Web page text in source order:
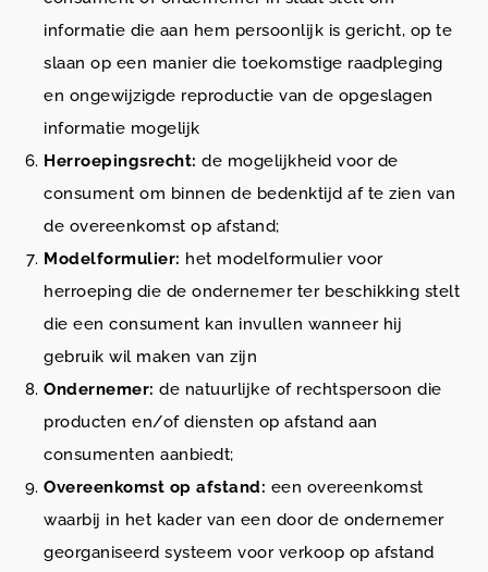
informatie die aan hem persoonlijk is gericht, op te
slaan op een manier die toekomstige raadpleging
en ongewijzigde reproductie van de opgeslagen
informatie mogelijk
Herroepingsrecht: de mogelijkheid voor de
consument om binnen de bedenktijd af te zien van
de overeenkomst op afstand;
Modelformulier: het modelformulier voor
herroeping die de ondernemer ter beschikking stelt
die een consument kan invullen wanneer hij
gebruik wil maken van zijn
Ondernemer: de natuurlijke of rechtspersoon die
producten en/of diensten op afstand aan
consumenten aanbiedt;
Overeenkomst op afstand: een overeenkomst
waarbij in het kader van een door de ondernemer
georganiseerd systeem voor verkoop op afstand